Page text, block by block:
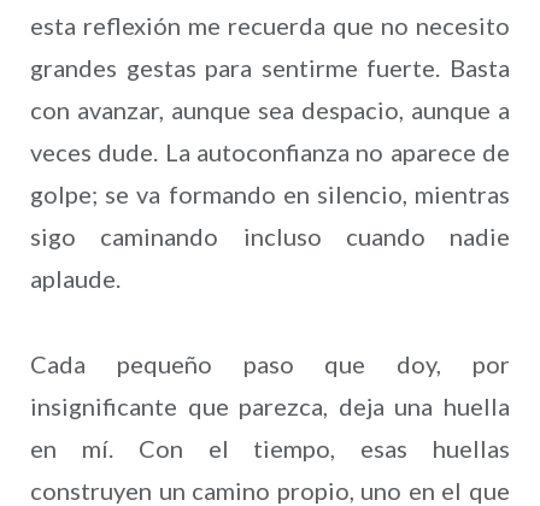
esta reflexión me recuerda que no necesito
grandes gestas para sentirme fuerte. Basta
con avanzar, aunque sea despacio, aunque a
veces dude. La autoconfianza no aparece de
golpe; se va formando en silencio, mientras
sigo caminando incluso cuando nadie
aplaude.
Cada pequeño paso que doy, por
insignificante que parezca, deja una huella
en mí. Con el tiempo, esas huellas
construyen un camino propio, uno en el que